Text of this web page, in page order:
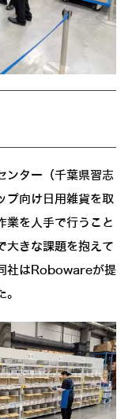
ンター（千葉県習志
プ向け日用雑貨を取
業を人手で行うこと
大きな課題を抱えて
社はRobowareが提